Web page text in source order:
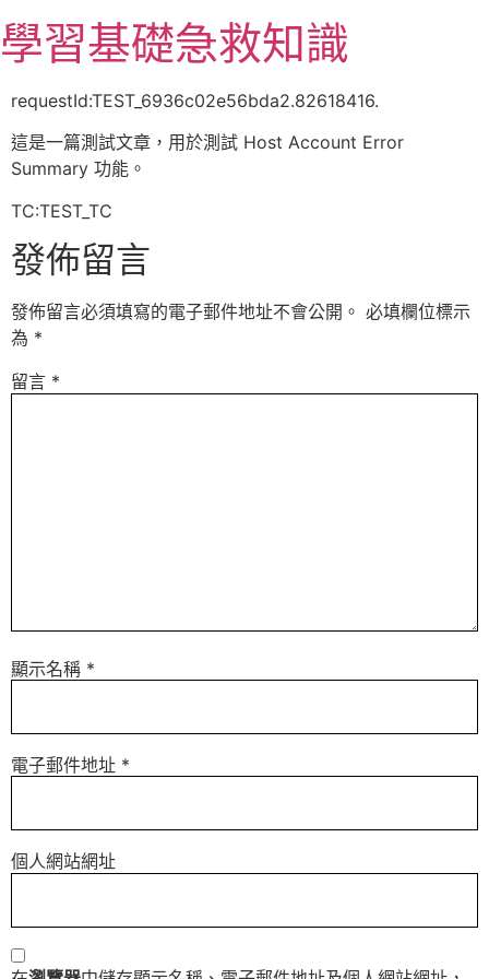
至
主
容
學習基礎急救知識
requestId:TEST_6936c02e56bda2.82618416.
這是一篇測試文章，用於測試 Host Account Error
Summary 功能。
TC:TEST_TC
發佈留言
發佈留言必須填寫的電子郵件地址不會公開。 必填欄位標示
為 *
留言 *
顯示名稱 *
電子郵件地址 *
個人網站網址